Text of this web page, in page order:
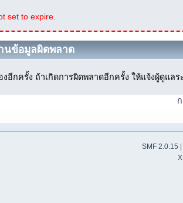
set to expire.
นข้อมูลผิดพลาด
งอีกครั้ง ถ้าเกิดการผิดพลาดอีกครั้ง ให้แจ้งผู้ดูแลร
SMF 2.0.15